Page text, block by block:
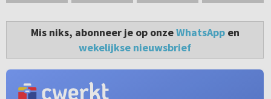
Mis niks, abonneer je op onzeWhatsAppen
wekelijkse nieuwsbrief